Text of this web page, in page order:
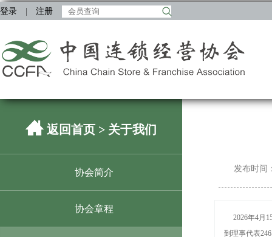
登录 注册
返回首页 > 关于我们
协会简介
协会章程
发布时间
2026年4月
到理事代表